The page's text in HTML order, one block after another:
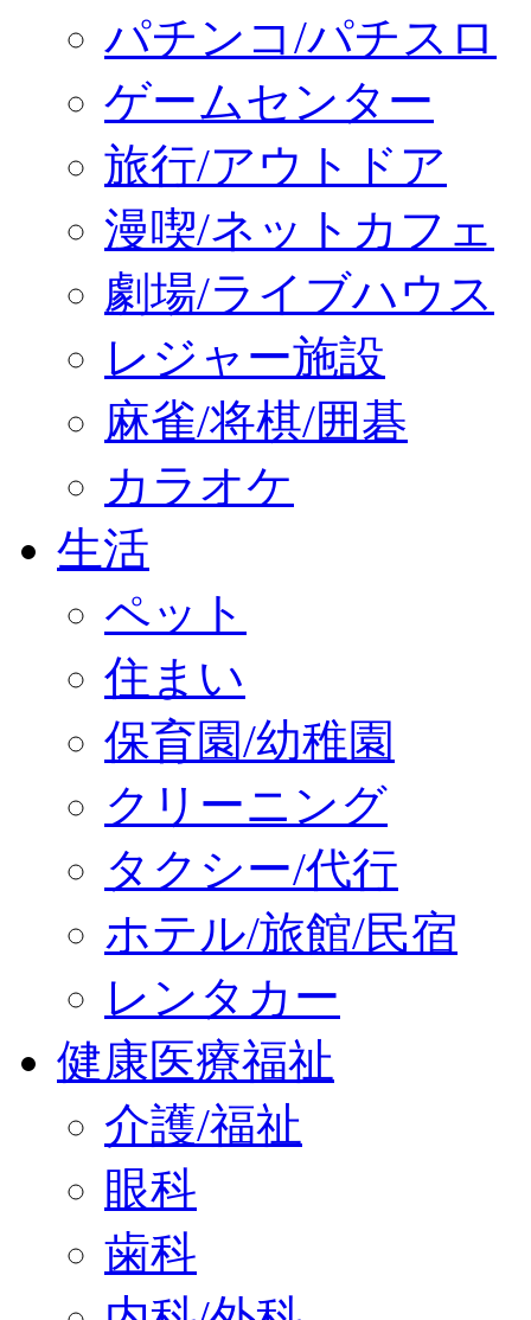
パチンコ/パチスロ
ゲームセンター
旅行/アウトドア
漫喫/ネットカフェ
劇場/ライブハウス
レジャー施設
麻雀/将棋/囲碁
カラオケ
生活
ペット
住まい
保育園/幼稚園
クリーニング
タクシー/代行
ホテル/旅館/民宿
レンタカー
健康医療福祉
介護/福祉
眼科
歯科